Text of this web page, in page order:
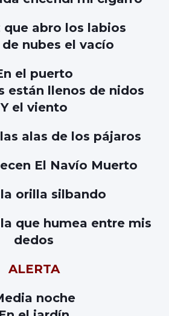
que abro los labios
nubes el vacío
el puerto
están llenos de nidos
Y el viento
alas de los pájaros
El Navío Muerto
orilla silbando
que humea entre mis
dedos
ALERTA
noche